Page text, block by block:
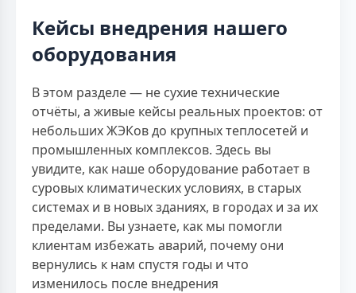
Кейсы внедрения нашего
оборудования
В этом разделе — не сухие технические
отчёты, а живые кейсы реальных проектов: от
небольших ЖЭКов до крупных теплосетей и
промышленных комплексов. Здесь вы
увидите, как наше оборудование работает в
суровых климатических условиях, в старых
системах и в новых зданиях, в городах и за их
пределами. Вы узнаете, как мы помогли
клиентам избежать аварий, почему они
вернулись к нам спустя годы и что
изменилось после внедрения